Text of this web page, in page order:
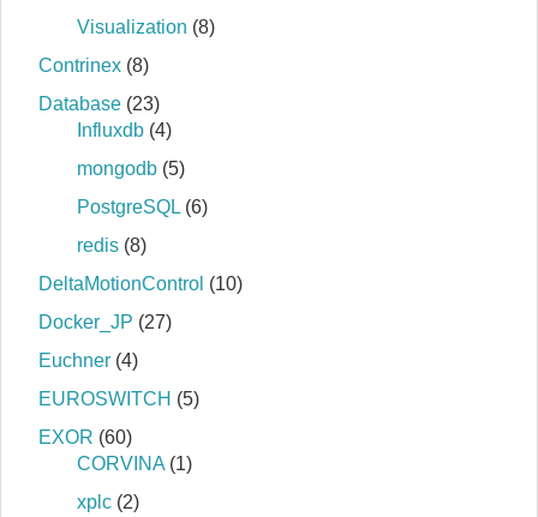
Visualization (8)
Contrinex (8)
Database (23)
Influxdb (4)
mongodb (5)
PostgreSQL (6)
redis (8)
DeltaMotionControl (10)
Docker_JP (27)
Euchner (4)
EUROSWITCH (5)
EXOR (60)
CORVINA (1)
xplc (2)